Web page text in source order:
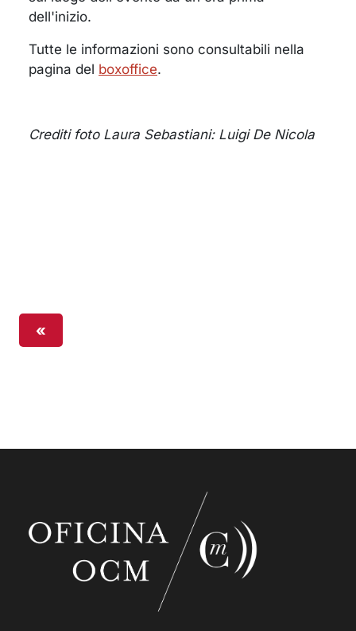
dell'inizio.
Tutte le informazioni sono consultabili nella
pagina del boxoffice.
Crediti foto Laura Sebastiani: Luigi De Nicola
«